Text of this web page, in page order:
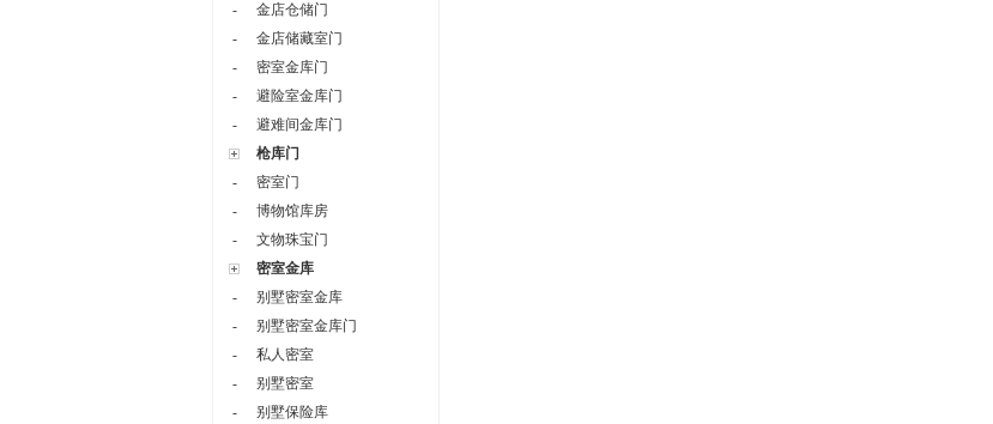
-
金店仓储门
-
金店储藏室门
-
密室金库门
-
避险室金库门
-
避难间金库门
枪库门
-
密室门
-
博物馆库房
-
文物珠宝门
密室金库
-
别墅密室金库
-
别墅密室金库门
-
私人密室
-
别墅密室
-
别墅保险库